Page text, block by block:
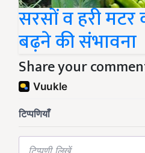
सरसों व हरी
बढ़ने की संभावना
Share your